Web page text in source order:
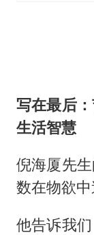
写在最后
生活智慧
倪海厦先
数在物欲中
他告诉我